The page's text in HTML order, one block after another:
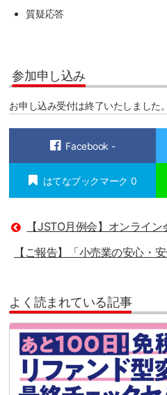
質疑応答
参加申し込み
お申し込み受付は終了いたしました。
Facebook -
はてなブックマーク 0
【JSTO月例会】オンライ
【ご報告】「小売業の安心・
よく読まれている記事